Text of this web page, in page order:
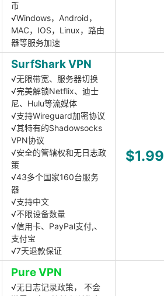
币
√Windows，Android，
MAC，IOS，Linux，路由
器等服务加速
SurfShark VPN
√无限带宽、服务器切换
√完美解锁Netflix、迪士
尼、Hulu等流媒体
√支持Wireguard加密协议
√其特有的Shadowsocks
VPN协议
√安全的管辖权和无日志政
策
√43多个国家160台服务
器
√支持中文
√不限设备数量
√信用卡、PayPal支付,、
支付宝
√7天退款保证
$1.99
Pure VPN
√无日志记录政策， 不会